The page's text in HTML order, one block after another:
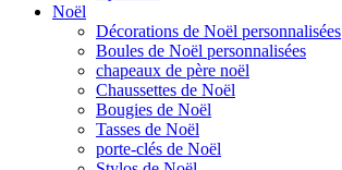
Noël
Décorations de Noël personnalisées
Boules de Noël personnalisées
chapeaux de père noël
Chaussettes de Noël
Bougies de Noël
Tasses de Noël
porte-clés de Noël